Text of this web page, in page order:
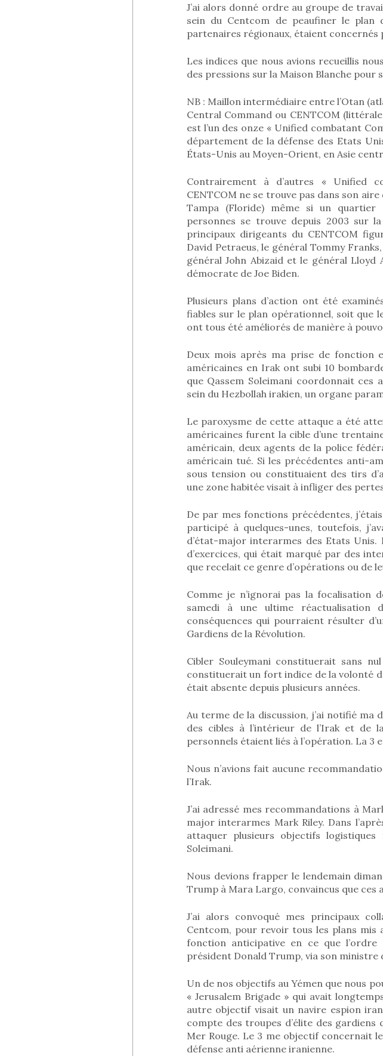
J’ai alors donné ordre au groupe de
sein du Centcom de peaufiner le plan
partenaires régionaux, étaient concernés
Les indices que nous avions recueillis
des pressions sur la Maison Blanche
NB : Maillon intermédiaire entre l’Otan
Central Command ou CENTCOM
est l’un des onze « Unified combatant
département de la défense des Etats
États-Unis au Moyen-Orient, en Asie
Contrairement à d’autres « Unified
CENTCOM ne se trouve pas dans son
Tampa (Floride) même si un quartier
personnes se trouve depuis 2003 sur
principaux dirigeants du CENTCOM
David Petraeus, le général Tommy
général John Abizaid et le général Lloyd
démocrate de Joe Biden.
Plusieurs plans d’action ont été
fiables sur le plan opérationnel, soit que
ont tous été améliorés de manière à
Deux mois après ma prise de fonction
américaines en Irak ont subi 10
que Qassem Soleimani coordonnait ces
sein du Hezbollah irakien, un organe
Le paroxysme de cette attaque a été
américaines furent la cible d’une
américain, deux agents de la police
américain tué. Si les précédentes anti-
sous tension ou constituaient des tirs
une zone habitée visait à infliger des
De par mes fonctions précédentes,
participé à quelques-unes, toutefois,
d’état-major interarmes des Etats
d’exercices, qui était marqué par des
que recelait ce genre d’opérations ou de
Comme je n’ignorai pas la focalisation
samedi à une ultime réactualisation
conséquences qui pourraient résulter
Gardiens de la Révolution.
Cibler Souleymani constituerait sans
constituerait un fort indice de la volonté
était absente depuis plusieurs années.
Au terme de la discussion, j’ai notifié
des cibles à l’intérieur de l’Irak et de
personnels étaient liés à l’opération. La 3
Nous n’avions fait aucune
l’Irak.
J’ai adressé mes recommandations à
major interarmes Mark Riley. Dans
attaquer plusieurs objectifs
Soleimani.
Nous devions frapper le lendemain
Trump à Mara Largo, convaincus que ces
J’ai alors convoqué mes principaux
Centcom, pour revoir tous les plans mis
fonction anticipative en ce que
président Donald Trump, via son ministre
Un de nos objectifs au Yémen que nous
« Jerusalem Brigade » qui avait
autre objectif visait un navire espion
compte des troupes d’élite des
Mer Rouge. Le 3 me objectif concernait
défense anti aérienne iranienne.